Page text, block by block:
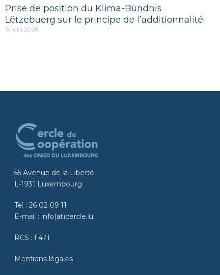
Prise de position du Klima-Bündnis
Lëtzebuerg sur le principe de l’additionnalité
15 juin 2026
55 Avenue de la Liberté
L-1931 Luxembourg
Tel : 26 02 09 11
E-mail : info(at)cercle.lu
RCS : F471
Mentions légales